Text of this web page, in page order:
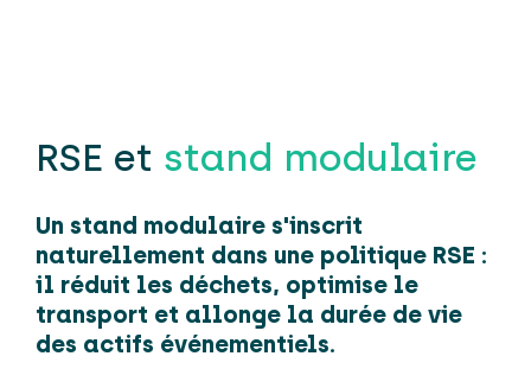
RSE et stand modulaire
Un stand modulaire s'inscrit
naturellement dans une politique RSE :
il réduit les déchets, optimise le
transport et allonge la durée de vie
des actifs événementiels.